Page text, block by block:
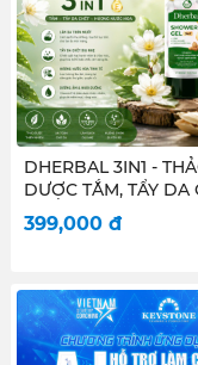
DHERBAL 3IN1 -
DƯỢC TẮM, TẨY DA
NƯỚC HOA CHO NỮ
399,000 đ